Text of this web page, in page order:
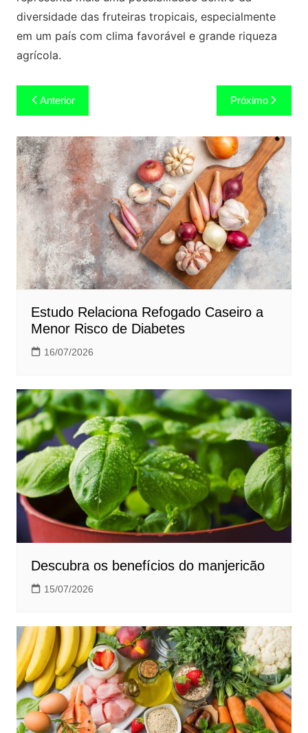
diversidade das fruteiras tropicais, especialmente
em um país com clima favorável e grande riqueza
agrícola.
Navegação
de
Post
Anterior Próximo
Estudo Relaciona Refogado Caseiro a
Menor Risco de Diabetes
16/07/2026
Descubra os benefícios do manjericão
15/07/2026